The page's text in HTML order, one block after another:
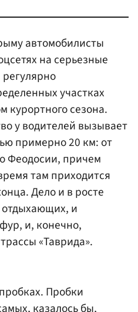
автомобилисты
на серьезные
участках
курортного сезона.
у водителей вызывает
примерно 20 км: от
Феодосии, причем
там приходится
Дело и в росте
отдыхающих, и
и, конечно,
«Таврида».
Пробки
казалось бы,